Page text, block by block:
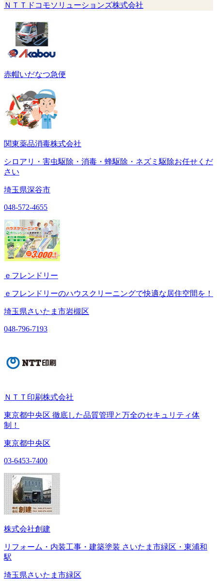
ＮＴＴドコモソリューションズ株式会社
赤帽いだなつ急便
関東薬品消毒株式会社
シロアリ・害虫駆除・消毒・蜂駆除・ネズミ駆除お任せくだ
さい
埼玉県深谷市
048-572-4655
ｅフレンドリー
ｅフレンドリーのハウスクリーニングで快適な居住空間を！
埼玉県さいたま市岩槻区
048-796-7193
ＮＴＴ印刷株式会社
東京都中央区 徹底した品質管理と万全のセキュリティ体
制！
東京都中央区
03-6453-7400
株式会社創建
リフォーム・内装工事・建築塗装 さいたま市緑区・東浦和
駅
埼玉県さいたま市緑区